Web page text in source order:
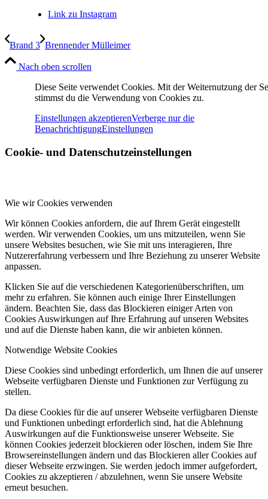
Link zu Instagram
Brand 3 Brennender Mülleimer
Nach oben scrollen
Diese Seite verwendet Cookies. Mit der Weiternutzung der
stimmst du die Verwendung von Cookies zu.
Einstellungen akzeptierenVerberge nur die
BenachrichtigungEinstellungen
Cookie- und Datenschutzeinstellungen
Wie wir Cookies verwenden
Wir können Cookies anfordern, die auf Ihrem Gerät eingestellt
werden. Wir verwenden Cookies, um uns mitzuteilen, wenn Sie
unsere Websites besuchen, wie Sie mit uns interagieren, Ihre
Nutzererfahrung verbessern und Ihre Beziehung zu unserer Website
anpassen.
Klicken Sie auf die verschiedenen Kategorienüberschriften, um
mehr zu erfahren. Sie können auch einige Ihrer Einstellungen
ändern. Beachten Sie, dass das Blockieren einiger Arten von
Cookies Auswirkungen auf Ihre Erfahrung auf unseren Websites
und auf die Dienste haben kann, die wir anbieten können.
Notwendige Website Cookies
Diese Cookies sind unbedingt erforderlich, um Ihnen die auf unserer
Webseite verfügbaren Dienste und Funktionen zur Verfügung zu
stellen.
Da diese Cookies für die auf unserer Webseite verfügbaren Dienste
und Funktionen unbedingt erforderlich sind, hat die Ablehnung
Auswirkungen auf die Funktionsweise unserer Webseite. Sie
können Cookies jederzeit blockieren oder löschen, indem Sie Ihre
Browsereinstellungen ändern und das Blockieren aller Cookies auf
dieser Webseite erzwingen. Sie werden jedoch immer aufgefordert,
Cookies zu akzeptieren / abzulehnen, wenn Sie unsere Website
erneut besuchen.